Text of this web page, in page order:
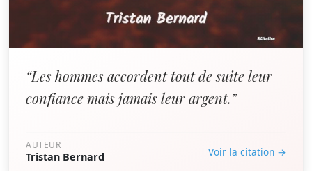
“Les hommes accordent tout de suite leur
confiance mais jamais leur argent.”
AUTEUR
Tristan Bernard Voir la citation →